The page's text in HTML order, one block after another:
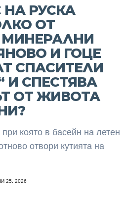
НА РУСКА
ОТ
МИНЕРАЛНИ
И ГОЦЕ
СПАСИТЕЛИ
И СПЕСТЯВА
ОТ ЖИВОТА
която в басейн на летен
отвори кутията на
25, 2026